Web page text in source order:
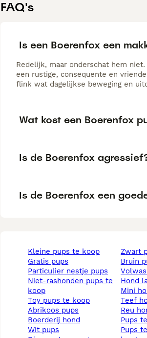
FAQ's
Is een Boerenfox een
Redelijk, maar onderschat hem
een rustige, consequente en
flink wat dagelijkse beweging en
Wat kost een Boerenfox
Is de Boerenfox
Is de Boerenfox een
kleine pups te koop
gratis pups
particulier nestje pups
niet-rashonden pups te
koop
toy pups te koop
abrikoos pups
boerderij hond
wit pups
zwart
bruin
hond
mini
teef
reu
pups
pups te koop in den